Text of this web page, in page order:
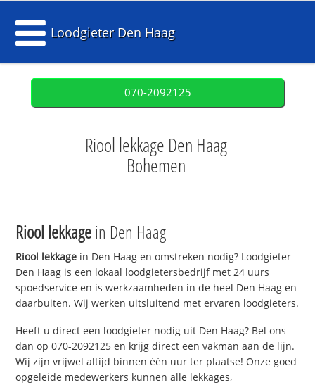
Loodgieter Den Haag
070-2092125
Riool lekkage Den Haag
Bohemen
Riool lekkagein Den Haag
Riool lekkage in Den Haag en omstreken nodig? Loodgieter
Den Haag is een lokaal loodgietersbedrijf met 24 uurs
spoedservice en is werkzaamheden in de heel Den Haag en
daarbuiten. Wij werken uitsluitend met ervaren loodgieters.
Heeft u direct een loodgieter nodig uit Den Haag? Bel ons
dan op 070-2092125 en krijg direct een vakman aan de lijn.
Wij zijn vrijwel altijd binnen één uur ter plaatse! Onze goed
opgeleide medewerkers kunnen alle lekkages,